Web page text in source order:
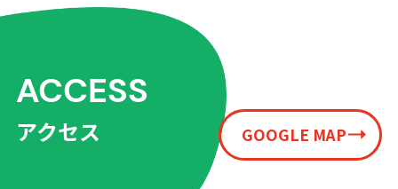
ACCESS
アクセス GOOGLE MAP